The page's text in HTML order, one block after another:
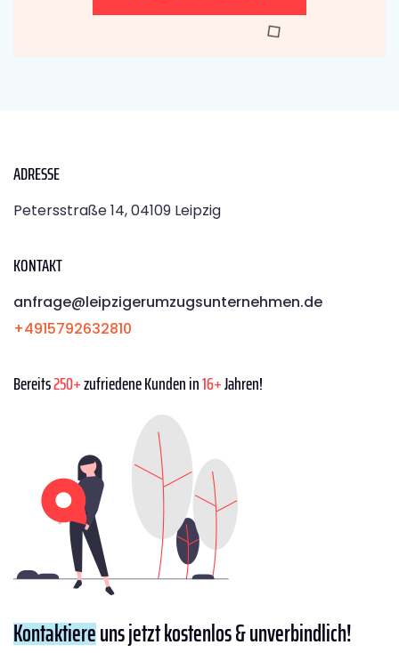
ADRESSE
Petersstraße 14, 04109 Leipzig
KONTAKT
anfrage@leipzigerumzugsunternehmen.de
+4915792632810
Bereits250+zufriedene Kunden in16+Jahren!
Kontaktiereuns jetzt kostenlos & unverbindlich!